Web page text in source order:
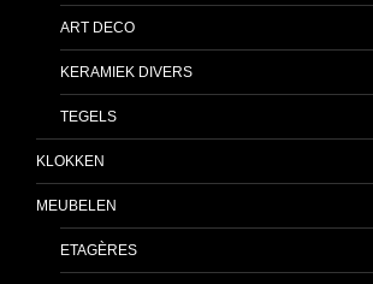
ART DECO
KERAMIEK DIVERS
TEGELS
KLOKKEN
MEUBELEN
ETAGÈRES